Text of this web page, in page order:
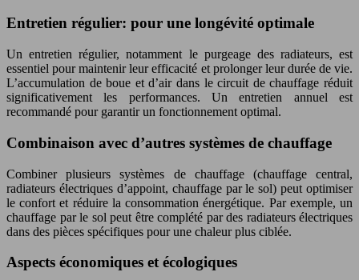
Entretien régulier: pour une longévité optimale
Un entretien régulier, notamment le purgeage des radiateurs, est
essentiel pour maintenir leur efficacité et prolonger leur durée de vie.
L’accumulation de boue et d’air dans le circuit de chauffage réduit
significativement les performances. Un entretien annuel est
recommandé pour garantir un fonctionnement optimal.
Combinaison avec d’autres systèmes de chauffage
Combiner plusieurs systèmes de chauffage (chauffage central,
radiateurs électriques d’appoint, chauffage par le sol) peut optimiser
le confort et réduire la consommation énergétique. Par exemple, un
chauffage par le sol peut être complété par des radiateurs électriques
dans des pièces spécifiques pour une chaleur plus ciblée.
Aspects économiques et écologiques